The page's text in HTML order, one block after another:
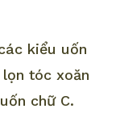
kiểu uốn
tóc xoăn
chữ C.